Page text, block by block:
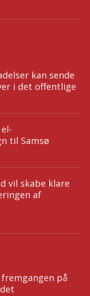
kan sende
i det offentlige
til Samsø
vil skabe klare
af
på